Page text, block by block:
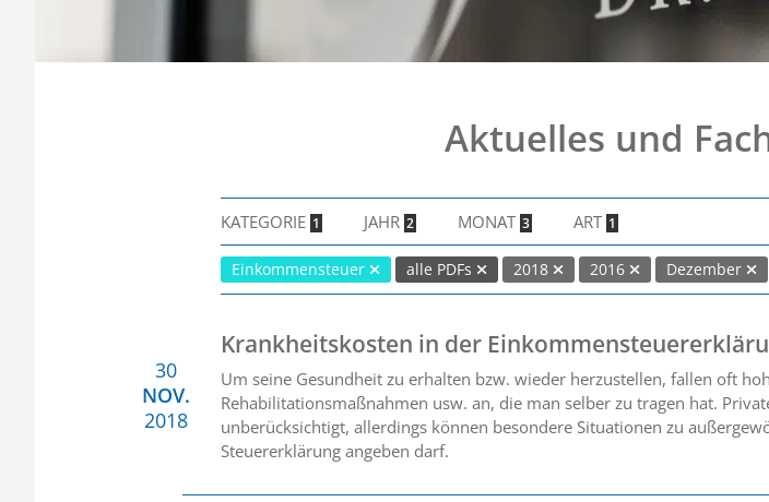
Aktuelles und
KATEGORIE 1 JAHR 2 MONAT 3 ART 1
Einkommensteuer alle PDFs 2018 2016 Dezember
30
NOV.
2018
Krankheitskosten in der
Um seine Gesundheit zu erhalten bzw. wieder herzustellen, fallen oft
Rehabilitationsmaßnahmen usw. an, die man selber zu tragen hat.
unberücksichtigt, allerdings können besondere Situationen zu
Steuererklärung angeben darf.